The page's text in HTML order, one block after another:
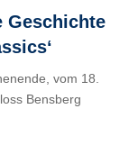
Geschichte
vom 18.
Bensberg